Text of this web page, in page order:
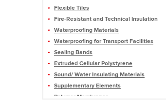
Flexible Tiles
Fire-Resistant and Technical Insulation
Waterproofing Materials
Waterproofing for Transport Facilities
Sealing Bands
Extruded Cellular Polystyrene
Sound/ Water Insulating Materials
Supplementary Elements
Polymer Membranes